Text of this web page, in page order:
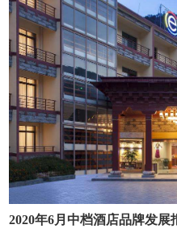
2020年6月中档酒店品牌发展